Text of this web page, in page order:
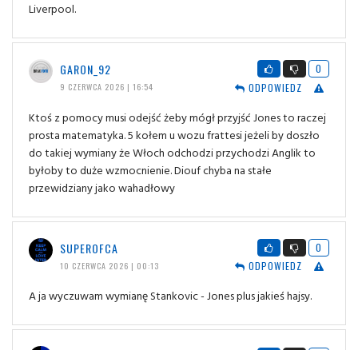
Liverpool.
GARON_92
9 CZERWCA 2026 | 16:54
0
ODPOWIEDZ
Ktoś z pomocy musi odejść żeby mógł przyjść Jones to raczej
prosta matematyka. 5 kołem u wozu frattesi jeżeli by doszło
do takiej wymiany że Włoch odchodzi przychodzi Anglik to
byłoby to duże wzmocnienie. Diouf chyba na stałe
przewidziany jako wahadłowy
SUPEROFCA
10 CZERWCA 2026 | 00:13
0
ODPOWIEDZ
A ja wyczuwam wymianę Stankovic - Jones plus jakieś hajsy.